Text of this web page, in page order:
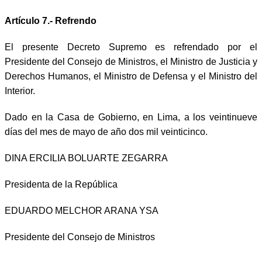
Artículo 7.- Refrendo
El presente Decreto Supremo es refrendado por el
Presidente del Consejo de Ministros, el Ministro de Justicia y
Derechos Humanos, el Ministro de Defensa y el Ministro del
Interior.
Dado en la Casa de Gobierno, en Lima, a los veintinueve
días del mes de mayo de año dos mil veinticinco.
DINA ERCILIA BOLUARTE ZEGARRA
Presidenta de la República
EDUARDO MELCHOR ARANA YSA
Presidente del Consejo de Ministros